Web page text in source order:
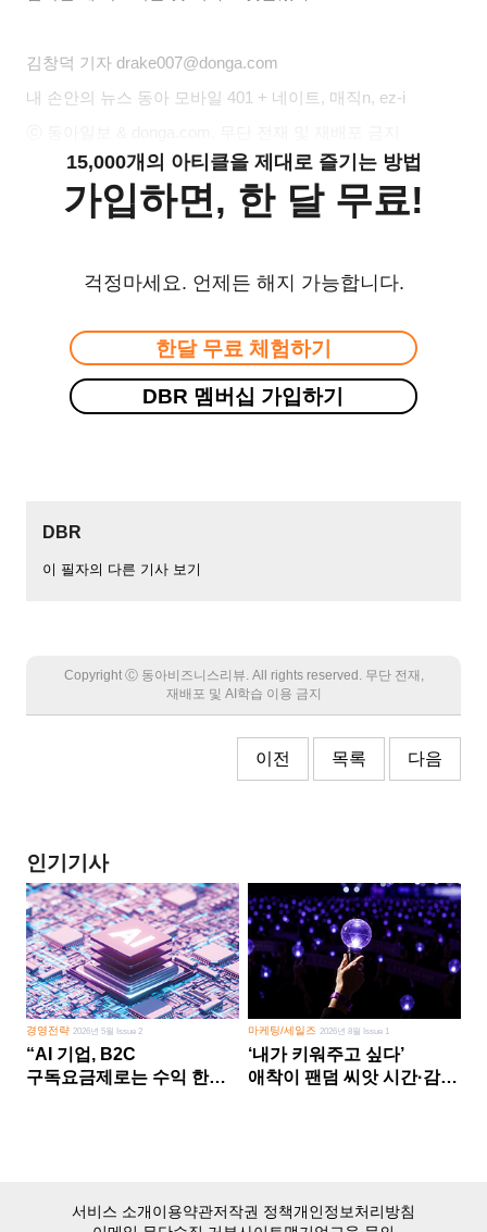
김창덕 기자 drake007@donga.com
내 손안의 뉴스 동아 모바일 401 + 네이트, 매직n, ez-i
15,000개의 아티클을 제대로 즐기는 방법
가입하면, 한 달 무료!
걱정마세요. 언제든 해지 가능합니다.
한달 무료 체험하기
DBR 멤버십 가입하기
DBR
이 필자의 다른 기사 보기
Copyright Ⓒ 동아비즈니스리뷰. All rights reserved. 무단 전재,
재배포 및 AI학습 이용 금지
이전 목록 다음
인기기사
경영전략 2026년 5월 Issue 2
“AI 기업, B2C
구독요금제로는 수익 한계
마케팅/세일즈 2026년 8월 Issue 1
‘내가 키워주고 싶다’
애착이 팬덤 씨앗 시간·감정
서비스 소개이용약관저작권 정책개인정보처리방침